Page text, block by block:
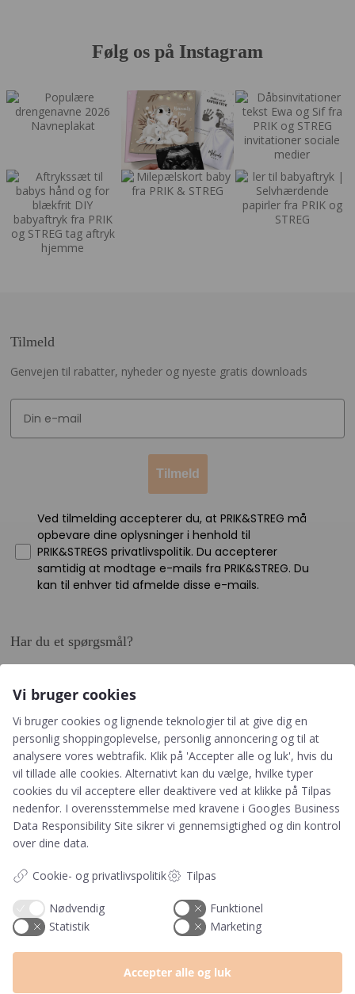
Følg os på Instagram
Har du et spørgsmål?
+45 60 15 72 04
Telefon & mail besvares I tidsrummet:
Mandag – Fredag: 10.00 – 15.00
kundeservice@prikogstreg.dk
Information
Handelsbetingelser og FAQ
Persondatapolitik
Om os
Blog
Returlabel
Tilmeld
Genvejen til rabatter, nyheder og nyeste gratis downloads
Tilmeld
Ved tilmelding accepterer du, at PRIK&STREG må
opbevare dine oplysninger i henhold til
PRIK&STREGS privatlivspolitik. Du accepterer
samtidig at modtage e-mails fra PRIK&STREG. Du
kan til enhver tid afmelde disse e-mails.
Vi bruger cookies
Vi bruger cookies og lignende teknologier til at give dig en
personlig shoppingoplevelse, personlig annoncering og til at
analysere vores webtrafik. Klik på 'Accepter alle og luk', hvis du
vil tillade alle cookies. Alternativt kan du vælge, hvilke typer
cookies du vil acceptere eller deaktivere ved at klikke på Tilpas
nedenfor. I overensstemmelse med kravene i Googles Business
Data Responsibility Site sikrer vi gennemsigtighed og din kontrol
over dine data.
Cookie- og privatlivspolitik Tilpas
Nødvendig
Funktionel
Statistik
Marketing
Accepter alle og luk